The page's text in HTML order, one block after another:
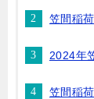
笠間稲
2024年
笠間稲